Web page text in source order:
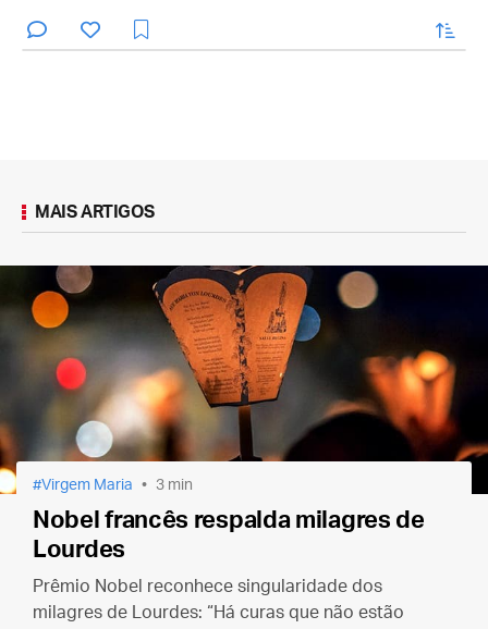
enviar
MAIS ARTIGOS
Virgem Maria 3 min
Nobel francês respalda milagres de
Lourdes
Prêmio Nobel reconhece singularidade dos
milagres de Lourdes: “Há curas que não estão